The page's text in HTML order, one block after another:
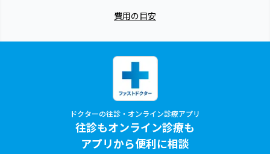
費用の目安
ドクターの往診・オンライン診療アプリ
往診もオンライン診療も
アプリから便利に相談